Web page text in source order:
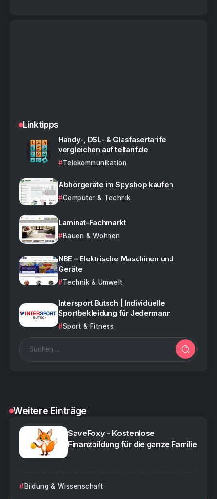
Linktipps
Handy-, DSL- & Glasfasertarife
vergleichen auf teltarif.de
Telekommunikation
Abhörgeräte im Spyshop kaufen
Computer & Technik
Laminat-Fachmarkt
Bauen & Wohnen
NBE – Elektrische Maschinen und
Geräte
Technik & Umwelt
Intersport Butsch | Individuelle
Sportbekleidung für Jedermann
Sport & Fitness
Weitere Einträge
SaveFoxy – Kostenlose
Finanzbildung für die ganze Familie
Bildung & Wissenschaft